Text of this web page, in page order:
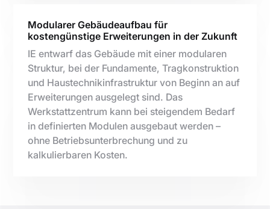
Modularer Gebäudeaufbau für
kostengünstige Erweiterungen in der Zukunft
IE entwarf das Gebäude mit einer modularen
Struktur, bei der Fundamente, Tragkonstruktion
und Haustechnikinfrastruktur von Beginn an auf
Erweiterungen ausgelegt sind. Das
Werkstattzentrum kann bei steigendem Bedarf
in definierten Modulen ausgebaut werden –
ohne Betriebsunterbrechung und zu
kalkulierbaren Kosten.